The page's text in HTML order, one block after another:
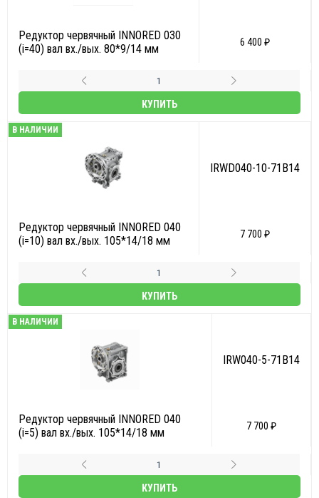
Редуктор червячный INNORED 030
(i=40) вал вх./вых. 80*9/14 мм
6 400 ₽
КУПИТЬ
В НАЛИЧИИ
IRWD040-10-71B14
Редуктор червячный INNORED 040
(i=10) вал вх./вых. 105*14/18 мм
7 700 ₽
КУПИТЬ
В НАЛИЧИИ
IRW040-5-71B14
Редуктор червячный INNORED 040
(i=5) вал вх./вых. 105*14/18 мм
7 700 ₽
КУПИТЬ